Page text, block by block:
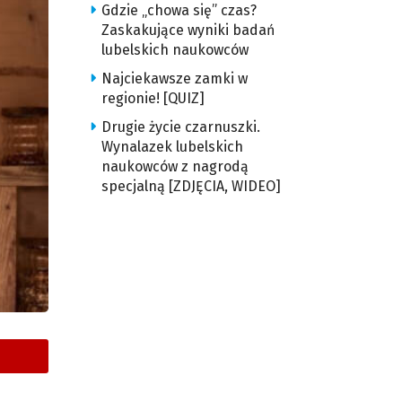
Gdzie „chowa się” czas?
Zaskakujące wyniki badań
lubelskich naukowców
Najciekawsze zamki w
regionie! [QUIZ]
Drugie życie czarnuszki.
Wynalazek lubelskich
naukowców z nagrodą
specjalną [ZDJĘCIA, WIDEO]